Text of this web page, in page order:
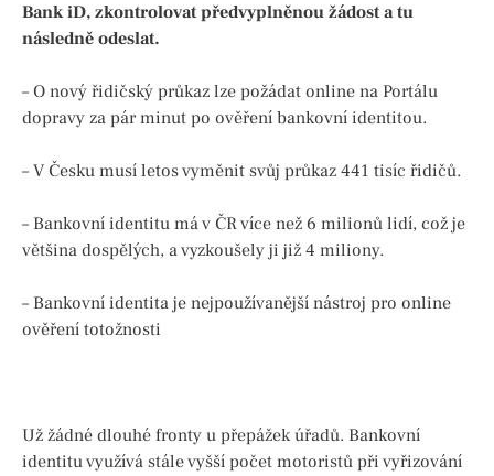
Bank iD, zkontrolovat předvyplněnou žádost a tu
následně odeslat.
– O nový řidičský průkaz lze požádat online na Portálu
dopravy za pár minut po ověření bankovní identitou.
– V Česku musí letos vyměnit svůj průkaz 441 tisíc řidičů.
– Bankovní identitu má v ČR více než 6 milionů lidí, což je
většina dospělých, a vyzkoušely ji již 4 miliony.
– Bankovní identita je nejpoužívanější nástroj pro online
ověření totožnosti
Už žádné dlouhé fronty u přepážek úřadů. Bankovní
identitu využívá stále vyšší počet motoristů při vyřizování